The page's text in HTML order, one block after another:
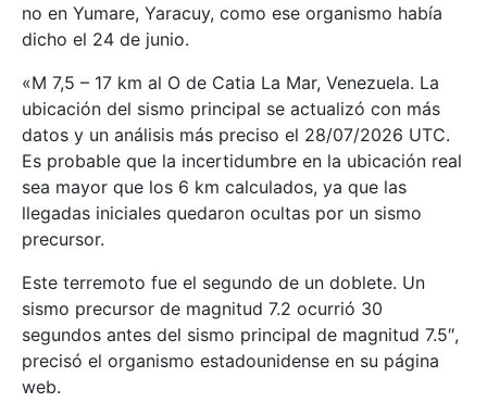
no en Yumare, Yaracuy, como ese organismo había
dicho el 24 de junio.
«M 7,5 – 17 km al O de Catia La Mar, Venezuela. La
ubicación del sismo principal se actualizó con más
datos y un análisis más preciso el 28/07/2026 UTC.
Es probable que la incertidumbre en la ubicación real
sea mayor que los 6 km calculados, ya que las
llegadas iniciales quedaron ocultas por un sismo
precursor.
Este terremoto fue el segundo de un doblete. Un
sismo precursor de magnitud 7.2 ocurrió 30
segundos antes del sismo principal de magnitud 7.5″,
precisó el organismo estadounidense en su página
web.